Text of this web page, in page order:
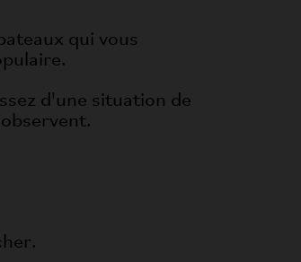
qui vous
d'une situation de